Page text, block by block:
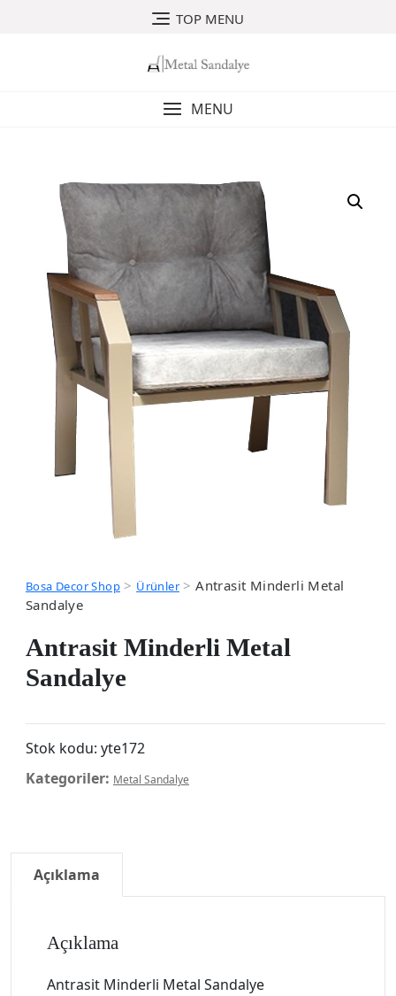
TOP MENU
MENU
Bosa Decor Shop> Ürünler>Antrasit Minderli Metal
Sandalye
Antrasit Minderli Metal
Sandalye
Stok kodu: yte172
Kategoriler: Metal Sandalye
Açıklama
Açıklama
Antrasit Minderli Metal Sandalye